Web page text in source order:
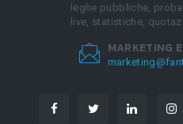
leghe pubbliche,
live, statistiche,
MARKETING